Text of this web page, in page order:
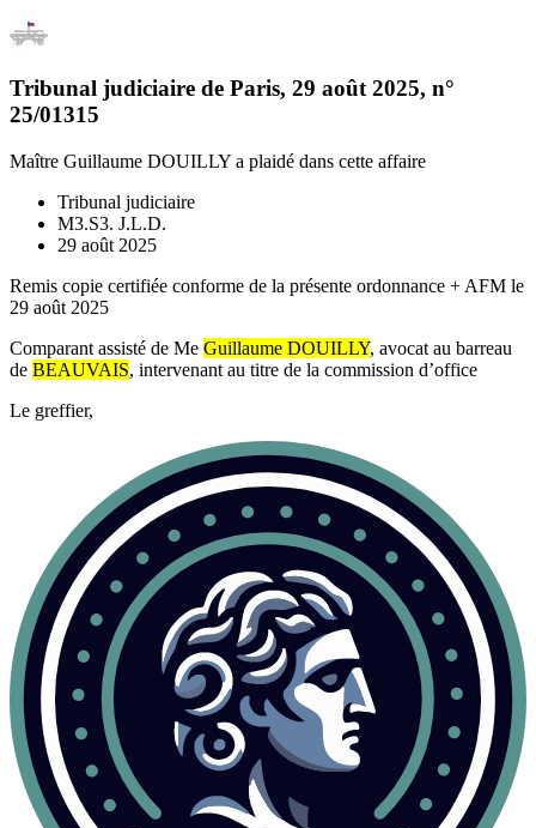
Tribunal judiciaire de Paris, 29 août 2025, n°
25/01315
Maître Guillaume DOUILLY a plaidé dans cette affaire
Tribunal judiciaire
M3.S3. J.L.D.
29 août 2025
Remis copie certifiée conforme de la présente ordonnance + AFM le
29 août 2025
Comparant assisté de Me Guillaume DOUILLY, avocat au barreau
de BEAUVAIS, intervenant au titre de la commission d’office
Le greffier,